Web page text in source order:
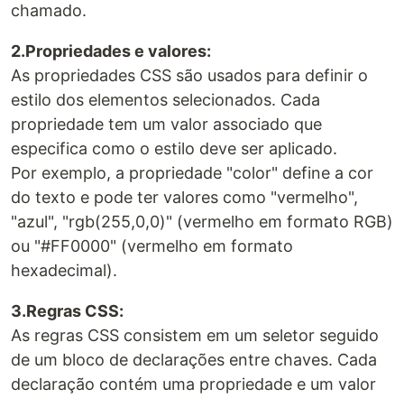
chamado.
2.Propriedades e valores:
As propriedades CSS são usados para definir o
estilo dos elementos selecionados. Cada
propriedade tem um valor associado que
especifica como o estilo deve ser aplicado.
Por exemplo, a propriedade "color" define a cor
do texto e pode ter valores como "vermelho",
"azul", "rgb(255,0,0)" (vermelho em formato RGB)
ou "#FF0000" (vermelho em formato
hexadecimal).
3.Regras CSS:
As regras CSS consistem em um seletor seguido
de um bloco de declarações entre chaves. Cada
declaração contém uma propriedade e um valor